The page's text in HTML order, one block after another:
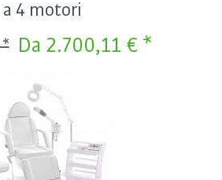
a 4 motori
Da 2.700,11 € *
*